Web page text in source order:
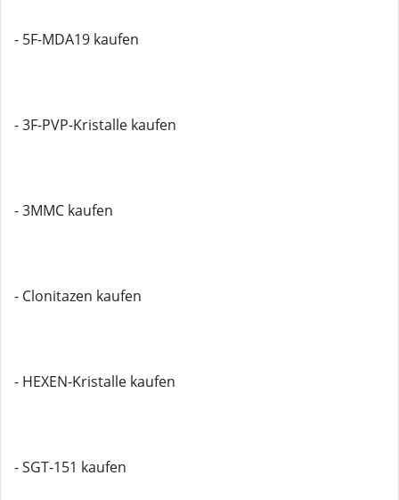
- 5F-MDA19 kaufen
- 3F-PVP-Kristalle kaufen
- 3MMC kaufen
- Clonitazen kaufen
- HEXEN-Kristalle kaufen
- SGT-151 kaufen